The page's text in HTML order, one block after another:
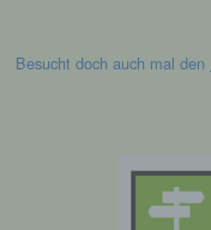
Besucht doch auch mal den
und